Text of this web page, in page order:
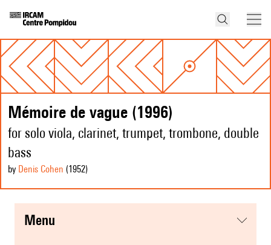
Mémoire de vague (1996)
for solo viola, clarinet, trumpet, trombone, double
bass
by Denis Cohen (1952)
menu